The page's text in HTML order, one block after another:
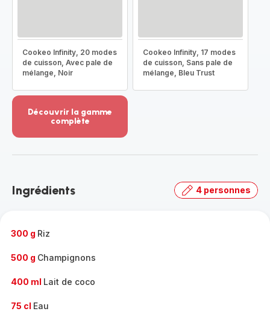
Cookeo Infinity, 20 modes
de cuisson, Avec pale de
mélange, Noir
Cookeo Infinity, 17 modes
de cuisson, Sans pale de
mélange, Bleu Trust
Découvrir la gamme
complète
-
gamme
Ingrédients 4 personnes
300 g Riz
500 g Champignons
400 ml Lait de coco
75 cl Eau